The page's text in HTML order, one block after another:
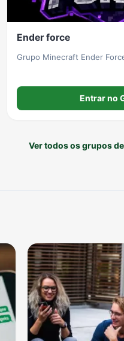
Ender force
Grupo Minecraft Ender
Entrar no
Ver todos os grupos